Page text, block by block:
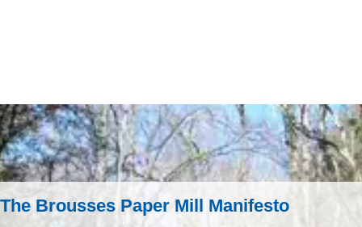
The Brousses Paper Mill Manifesto